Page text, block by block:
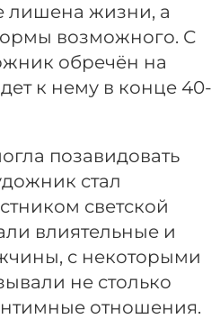
лишена жизни, а
возможного. С
обречён на
к нему в конце 40-
позавидовать
стал
светской
влиятельные и
с некоторыми
не столько
отношения.